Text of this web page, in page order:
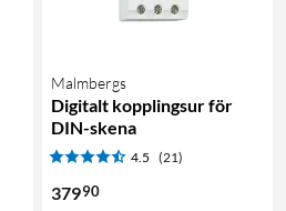
Malmbergs
Digitalt kopplingsur för
DIN-skena
4.5 (21)
37990